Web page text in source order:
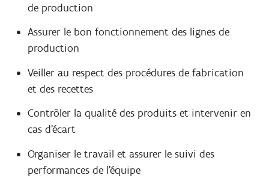
de production
Assurer le bon fonctionnement des lignes de
production
Veiller au respect des procédures de fabrication
et des recettes
Contrôler la qualité des produits et intervenir en
cas d'écart
Organiser le travail et assurer le suivi des
performances de l'équipe